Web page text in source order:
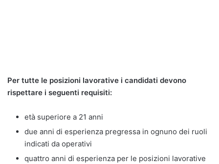
Per tutte le posizioni lavorative i candidati devono
rispettare i seguenti requisiti:
età superiore a 21 anni
due anni di esperienza pregressa in ognuno dei ruoli
indicati da operativi
quattro anni di esperienza per le posizioni lavorative